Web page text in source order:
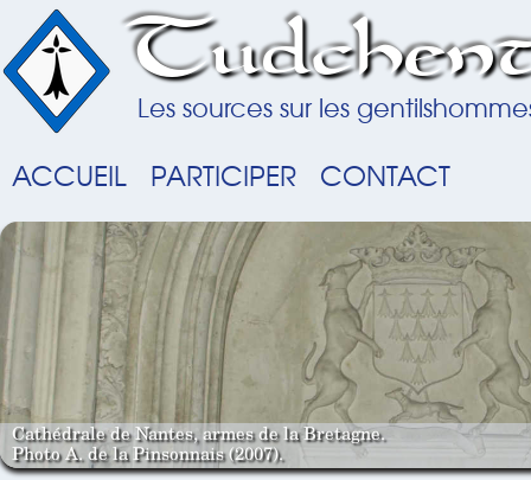
Les sources sur les
ACCUEIL PARTICIPER CONTACT
Cathédrale de Nantes, armes de la Bretagne.
Photo A. de la Pinsonnais (2007).